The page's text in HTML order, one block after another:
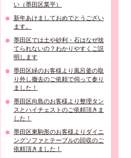
い（墨田区業平）
新年あけましておめでとうござい
ます。
墨田区では土や砂利・石はなぜ捨
てられないの？わかりやすくご説
明します
墨田区緑のお客様より風呂釜の取
り外し撤去のご依頼で伺って参り
ました！
墨田区向島のお客様より整理タン
スとハイチェストのご依頼頂きま
した！
墨田区東駒形のお客様よりダイニ
ングソファとテーブルの回収のご
依頼頂きました！